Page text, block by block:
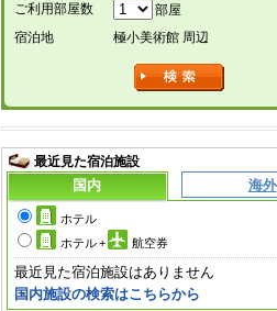
ご利用部屋数
部屋
宿泊地
極小美術館 周辺
最近見た宿泊施設
国内 海外
ホテル
ホテル+ 航空券
最近見た宿泊施設はありません
国内施設の検索はこちらから